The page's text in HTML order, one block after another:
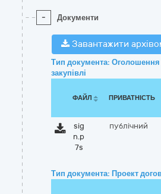
- Документи
Завантажити
Тип документа:
закупівлі
ФАЙЛ ПРИВАТНІСТЬ
sig
n.p
7s
публічний
Тип документа: Проект